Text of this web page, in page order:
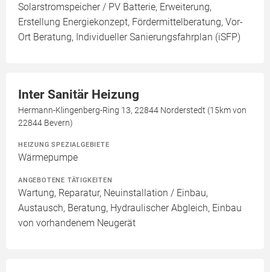
Solarstromspeicher / PV Batterie, Erweiterung,
Erstellung Energiekonzept, Fördermittelberatung, Vor-
Ort Beratung, Individueller Sanierungsfahrplan (iSFP)
Inter Sanitär Heizung
Hermann-Klingenberg-Ring 13, 22844 Norderstedt (15km von
22844 Bevern)
HEIZUNG SPEZIALGEBIETE
Wärmepumpe
ANGEBOTENE TÄTIGKEITEN
Wartung, Reparatur, Neuinstallation / Einbau,
Austausch, Beratung, Hydraulischer Abgleich, Einbau
von vorhandenem Neugerät